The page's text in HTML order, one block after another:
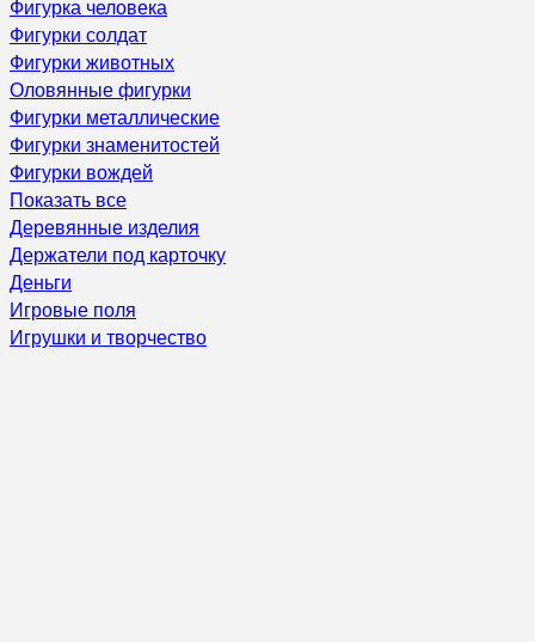
Фигурка человека
Фигурки солдат
Фигурки животных
Оловянные фигурки
Фигурки металлические
Фигурки знаменитостей
Фигурки вождей
Показать все
Деревянные изделия
Держатели под карточку
Деньги
Игровые поля
Игрушки и творчество